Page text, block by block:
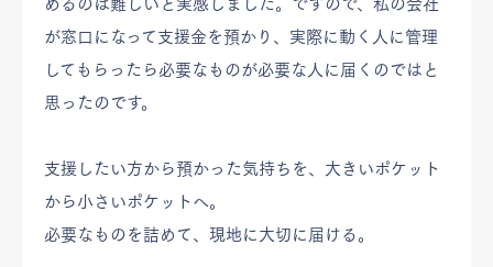
めるのは難しいと実感しました。ですので、私の会社
が窓口になって支援金を預かり、実際に動く人に管理
してもらったら必要なものが必要な人に届くのではと
思ったのです。
支援したい方から預かった気持ちを、大きいポケット
から小さいポケットへ。
必要なものを詰めて、現地に大切に届ける。